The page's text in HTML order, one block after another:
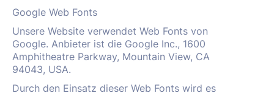
Google Web Fonts
Unsere Website verwendet Web Fonts von
Google. Anbieter ist die Google Inc., 1600
Amphitheatre Parkway, Mountain View, CA
94043, USA.
Durch den Einsatz dieser Web Fonts wird es